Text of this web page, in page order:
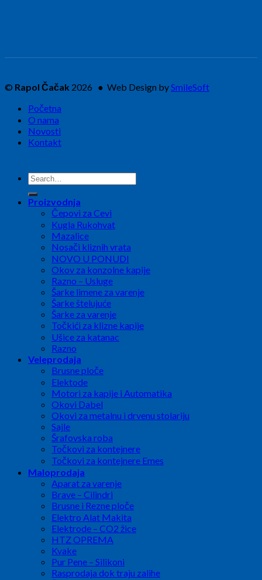
© Rapol Čačak 2026 ● Web Design bySmileSoft
Početna
O nama
Novosti
Kontakt
Search
for:
Proizvodnja
Čepovi za Cevi
Kugla Rukohvat
Mazalice
Nosači kliznih vrata
NOVO U PONUDI
Okov za konzolne kapije
Razno – Usluge
Šarke limene za varenje
Šarke štelujuće
Šarke za varenje
Točkići za klizne kapije
Ušice za katanac
Razno
Veleprodaja
Brusne ploče
Elektode
Motori za kapije i Automatika
Okovi Dabel
Okovi za metalnu i drvenu stolariju
Sajle
Šrafovska roba
Točkovi za kontejnere
Točkovi za kontejnere Emes
Maloprodaja
Aparat za varenje
Brave – Cilindri
Brusne i Rezne ploče
Elektro Alat Makita
Elektrode – CO2 žice
HTZ OPREMA
Kvake
Pur Pene – Silikoni
Rasprodaja dok traju zalihe